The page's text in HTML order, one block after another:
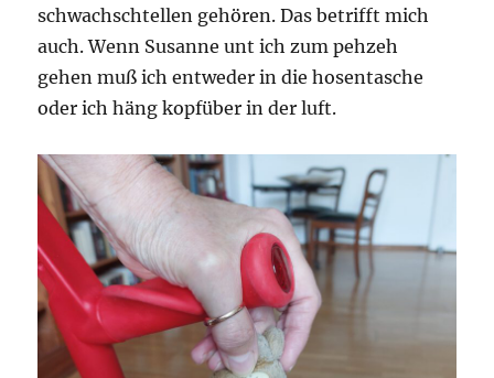
schwachschtellen gehören. Das betrifft mich
auch. Wenn Susanne unt ich zum pehzeh
gehen muß ich entweder in die hosentasche
oder ich häng kopfüber in der luft.